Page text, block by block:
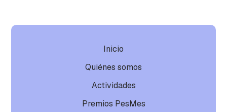
Inicio
Quiénes somos
Actividades
Premios PesMes